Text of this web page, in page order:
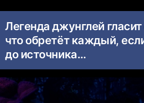
Легенда джунглей
что обретёт каждый,
до источника…